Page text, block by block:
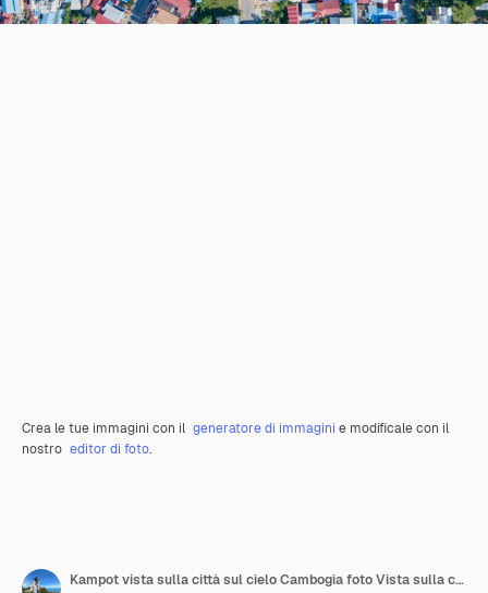
Crea le tue immagini con il generatore di immagini e modificale con il
nostro editor di foto.
Kampot vista sulla città sul cielo Cambogia foto Vista sulla città Provincia di Kampot